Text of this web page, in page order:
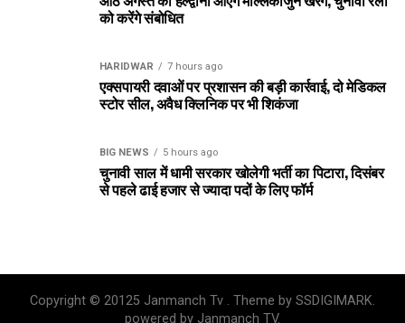
को करेंगे संबोधित
HARIDWAR 7 hours ago
एक्सपायरी दवाओं पर प्रशासन की बड़ी कार्रवाई, दो मेडिकल
स्टोर सील, अवैध क्लिनिक पर भी शिकंजा
BIG NEWS 5 hours ago
चुनावी साल में धामी सरकार खोलेगी भर्ती का पिटारा, दिसंबर
से पहले ढाई हजार से ज्यादा पदों के लिए फॉर्म
Copyright © 20125 Janmanch Tv . Theme by SSDIGIMARK.
powered by Janmanch TV.